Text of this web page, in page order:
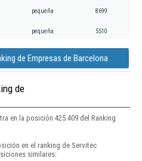
pequeña 8699
pequeña 5510
de Empresas de Barcelona
de
en la posición 425.409 del Ranking
en el ranking de Servitec
similares: